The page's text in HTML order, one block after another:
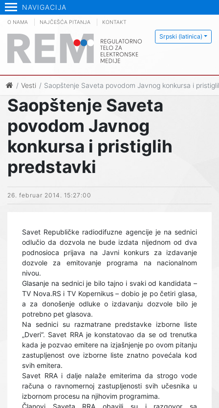
NAVIGACIJA
Srpski (latinica)
O NAMA NAJČEŠĆA PITANJA KONTAKT
Vesti Saopštenje Saveta povodom Javnog konkursa i
Saopštenje Saveta
povodom Javnog
konkursa i pristiglih
predstavki
26. februar 2014. 15:27:00
Savet Republičke radiodifuzne agencije je na sednici
odlučio da dozvola ne bude izdata nijednom od dva
podnosioca prijava na Javni konkurs za izdavanje
dozvole za emitovanje programa na nacionalnom
nivou.
Glasanje na sednici je bilo tajno i svaki od kandidata –
TV Nova.RS i TV Kopernikus – dobio je po četiri glasa,
a za donošenje odluke o izdavanju dozvole bilo je
potrebno pet glasova.
Na sednici su razmatrane predstavke izborne liste
„Dveri“. Savet RRA je konstatovao da se od trenutka
kada je pozvao emitere na izjašnjenje po ovom pitanju
zastupljenost ove izborne liste znatno povećala kod
svih emitera.
Savet RRA i dalje nalaže emiterima da strogo vode
računa o ravnomernoj zastupljenosti svih učesnika u
izbornom procesu na njihovim programima.
Članovi Saveta RRA obavili su i razgovor sa